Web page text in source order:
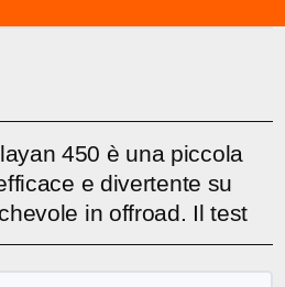
450 è una piccola
e divertente su
in offroad. Il test